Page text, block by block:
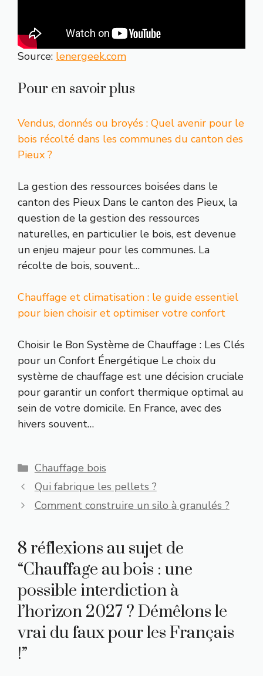
Source: lenergeek.com
Pour en savoir plus
Vendus, donnés ou broyés : Quel avenir pour le
bois récolté dans les communes du canton des
Pieux ?
La gestion des ressources boisées dans le
canton des Pieux Dans le canton des Pieux, la
question de la gestion des ressources
naturelles, en particulier le bois, est devenue
un enjeu majeur pour les communes. La
récolte de bois, souvent…
Chauffage et climatisation : le guide essentiel
pour bien choisir et optimiser votre confort
Choisir le Bon Système de Chauffage : Les Clés
pour un Confort Énergétique Le choix du
système de chauffage est une décision cruciale
pour garantir un confort thermique optimal au
sein de votre domicile. En France, avec des
hivers souvent…
Catégories
Chauffage bois
Qui fabrique les pellets ?
Comment construire un silo à granulés ?
8 réflexions au sujet de
“Chauffage au bois : une
possible interdiction à
l’horizon 2027 ? Démêlons le
vrai du faux pour les Français
!”